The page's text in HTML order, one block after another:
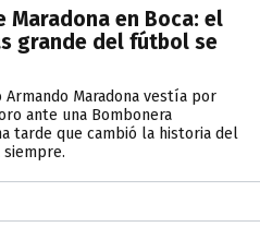
Maradona en Boca: el
grande del fútbol se
Maradona vestía por
ante una Bombonera
tarde que cambió la historia del
siempre.